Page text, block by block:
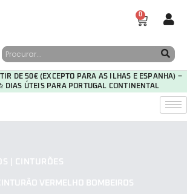
0
DE 50€ (EXCEPTO PARA AS ILHAS E ESPANHA) –
DIAS ÚTEIS PARA PORTUGAL CONTINENTAL
| CINTURÕES
VERMELHO BOMBEIROS